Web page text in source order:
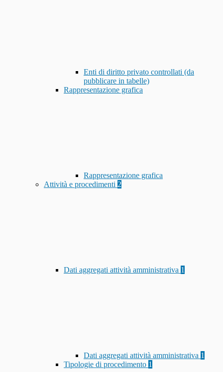
Enti di diritto privato controllati (da
pubblicare in tabelle)
Rappresentazione grafica
Rappresentazione grafica
Attività e procedimenti 2
Dati aggregati attività amministrativa 1
Dati aggregati attività amministrativa 1
Tipologie di procedimento 1